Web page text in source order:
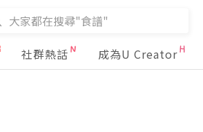
社群熱話 成為U Creator